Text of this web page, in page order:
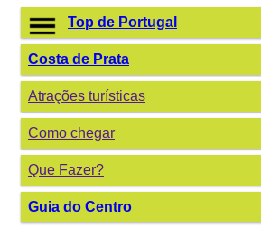
Top de Portugal
Costa de Prata
Atrações turísticas
Como chegar
Que Fazer?
Guia do Centro